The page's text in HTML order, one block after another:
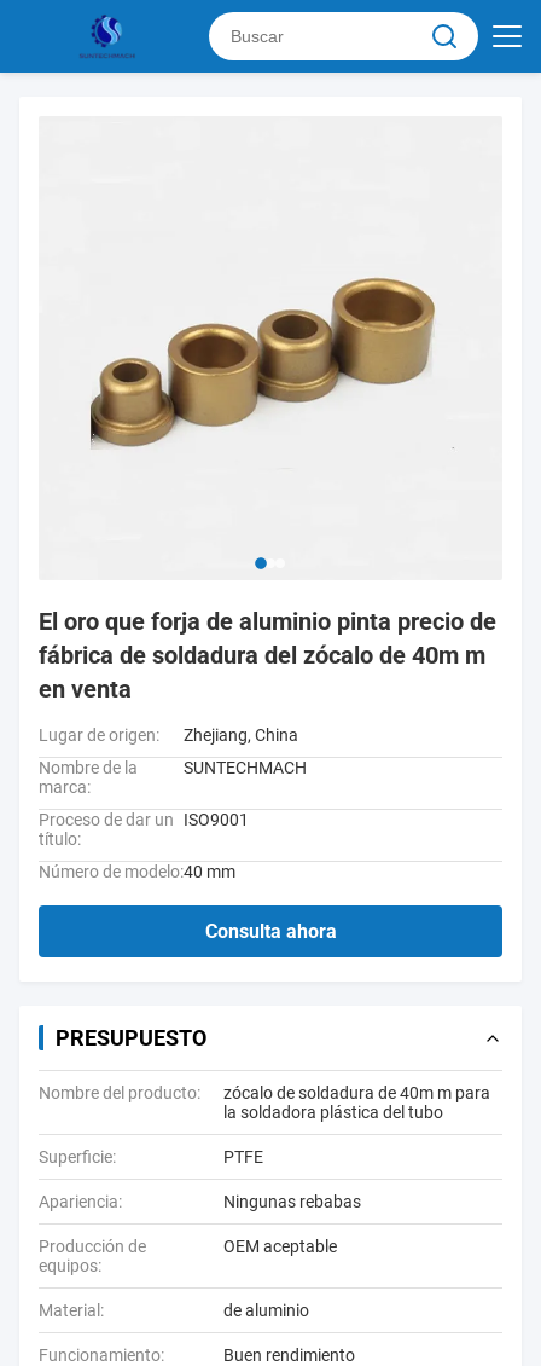
El oro que forja de aluminio pinta precio de
fábrica de soldadura del zócalo de 40m m
en venta
Lugar de origen:
Zhejiang, China
Nombre de la
marca:
SUNTECHMACH
Proceso de dar un
título:
ISO9001
Número de modelo:40 mm
Consulta ahora
PRESUPUESTO
Nombre del producto:
zócalo de soldadura de 40m m para
la soldadora plástica del tubo
Superficie: PTFE
Apariencia: Ningunas rebabas
Producción de
equipos:
OEM aceptable
Material: de aluminio
Funcionamiento: Buen rendimiento